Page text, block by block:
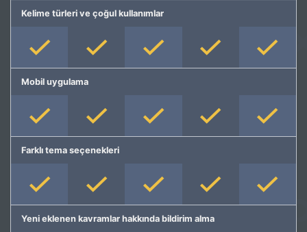
Kelime türleri ve çoğul kullanımlar
Mobil uygulama
Farklı tema seçenekleri
Yeni eklenen kavramlar hakkında bildirim alma